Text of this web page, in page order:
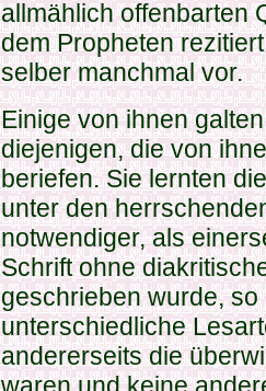
allmählich offenbarten
dem Propheten
selber manchmal vor.
Einige von ihnen
diejenigen, die von
beriefen. Sie lernten
unter den
notwendiger, als
Schrift ohne
geschrieben wurde,
unterschiedliche
andererseits die